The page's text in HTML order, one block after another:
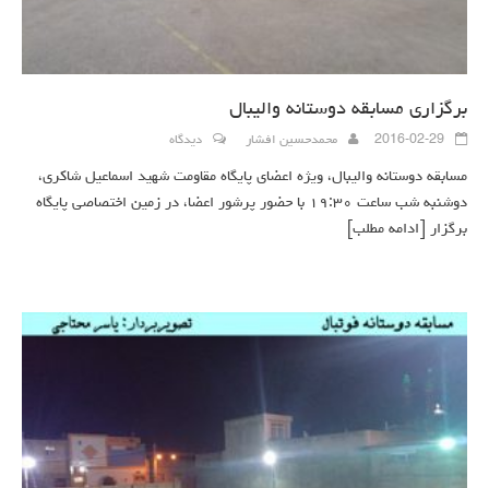
برگزاری مسابقه دوستانه والیبال
2016-02-29 محمدحسین افشار دیدگاه
مسابقه دوستانه والیبال، ویژه اعضای پایگاه مقاومت شهید اسماعیل شاکری،
دوشنبه شب ساعت ۱۹:۳۰ با حضور پرشور اعضا، در زمین اختصاصی پایگاه
برگزار
[ادامه مطلب]